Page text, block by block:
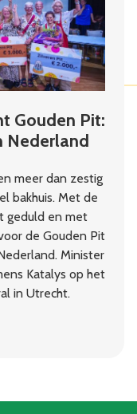
Gouden Pit:
Nederland
meer dan zestig
bakhuis. Met de
geduld en met
de Gouden Pit
Minister
Katalys op het
in Utrecht.